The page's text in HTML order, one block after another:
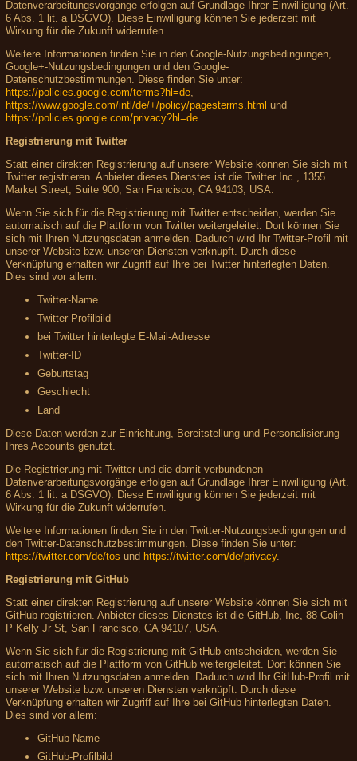
Datenverarbeitungsvorgänge erfolgen auf Grundlage Ihrer Einwilligung (Art.
6 Abs. 1 lit. a DSGVO). Diese Einwilligung können Sie jederzeit mit
Wirkung für die Zukunft widerrufen.
Weitere Informationen finden Sie in den Google-Nutzungsbedingungen,
Google+-Nutzungsbedingungen und den Google-
Datenschutzbestimmungen. Diese finden Sie unter:
https://policies.google.com/terms?hl=de,
https://www.google.com/intl/de/+/policy/pagesterms.html und
https://policies.google.com/privacy?hl=de.
Registrierung mit Twitter
Statt einer direkten Registrierung auf unserer Website können Sie sich mit
Twitter registrieren. Anbieter dieses Dienstes ist die Twitter Inc., 1355
Market Street, Suite 900, San Francisco, CA 94103, USA.
Wenn Sie sich für die Registrierung mit Twitter entscheiden, werden Sie
automatisch auf die Plattform von Twitter weitergeleitet. Dort können Sie
sich mit Ihren Nutzungsdaten anmelden. Dadurch wird Ihr Twitter-Profil mit
unserer Website bzw. unseren Diensten verknüpft. Durch diese
Verknüpfung erhalten wir Zugriff auf Ihre bei Twitter hinterlegten Daten.
Dies sind vor allem:
Twitter-Name
Twitter-Profilbild
bei Twitter hinterlegte E-Mail-Adresse
Twitter-ID
Geburtstag
Geschlecht
Land
Diese Daten werden zur Einrichtung, Bereitstellung und Personalisierung
Ihres Accounts genutzt.
Die Registrierung mit Twitter und die damit verbundenen
Datenverarbeitungsvorgänge erfolgen auf Grundlage Ihrer Einwilligung (Art.
6 Abs. 1 lit. a DSGVO). Diese Einwilligung können Sie jederzeit mit
Wirkung für die Zukunft widerrufen.
Weitere Informationen finden Sie in den Twitter-Nutzungsbedingungen und
den Twitter-Datenschutzbestimmungen. Diese finden Sie unter:
https://twitter.com/de/tos und https://twitter.com/de/privacy.
Registrierung mit GitHub
Statt einer direkten Registrierung auf unserer Website können Sie sich mit
GitHub registrieren. Anbieter dieses Dienstes ist die GitHub, Inc, 88 Colin
P Kelly Jr St, San Francisco, CA 94107, USA.
Wenn Sie sich für die Registrierung mit GitHub entscheiden, werden Sie
automatisch auf die Plattform von GitHub weitergeleitet. Dort können Sie
sich mit Ihren Nutzungsdaten anmelden. Dadurch wird Ihr GitHub-Profil mit
unserer Website bzw. unseren Diensten verknüpft. Durch diese
Verknüpfung erhalten wir Zugriff auf Ihre bei GitHub hinterlegten Daten.
Dies sind vor allem:
GitHub-Name
GitHub-Profilbild